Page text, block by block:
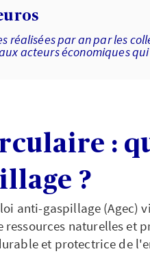
réalisées par an par les
acteurs économiques
:
?
anti-gaspillage (Agec)
naturelles et
et protectrice de